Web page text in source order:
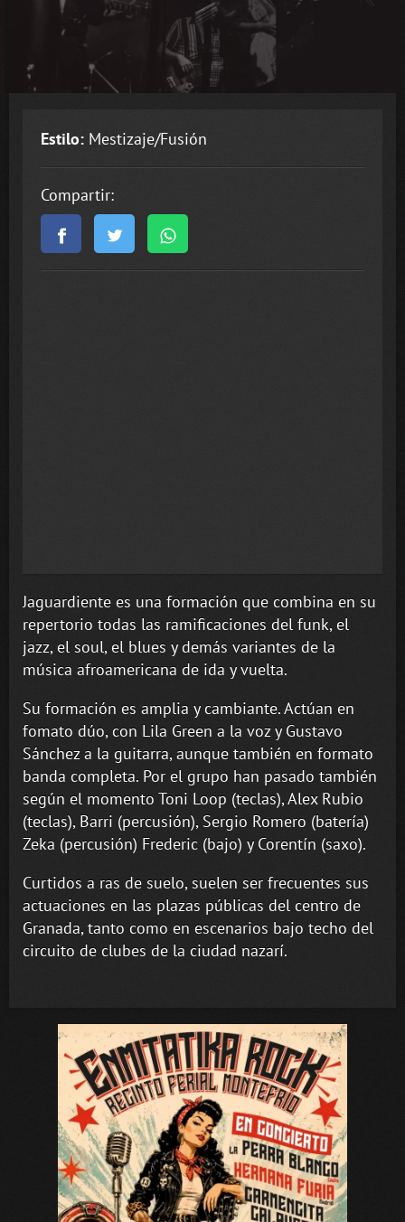
Estilo: Mestizaje/Fusión
Compartir:
Jaguardiente es una formación que combina en su
repertorio todas las ramificaciones del funk, el
jazz, el soul, el blues y demás variantes de la
música afroamericana de ida y vuelta.
Su formación es amplia y cambiante. Actúan en
fomato dúo, con Lila Green a la voz y Gustavo
Sánchez a la guitarra, aunque también en formato
banda completa. Por el grupo han pasado también
según el momento Toni Loop (teclas), Alex Rubio
(teclas), Barri (percusión), Sergio Romero (batería)
Zeka (percusión) Frederic (bajo) y Corentín (saxo).
Curtidos a ras de suelo, suelen ser frecuentes sus
actuaciones en las plazas públicas del centro de
Granada, tanto como en escenarios bajo techo del
circuito de clubes de la ciudad nazarí.